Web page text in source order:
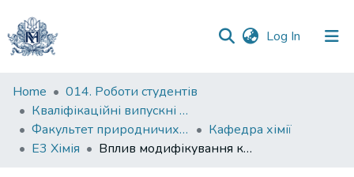
Log In (current)
Communities
&
Collections
Home
014. Роботи студентів
Кваліфікаційні випускні роботи здобувачів вищої освіти бакалаврських програм
Факультет природничих наук
Кафедра хімії
Е3 Хімія
Вплив модифікування конопляної костриці епоксидованою соєвою олією на механічні властивості епоксиуретанових композитів